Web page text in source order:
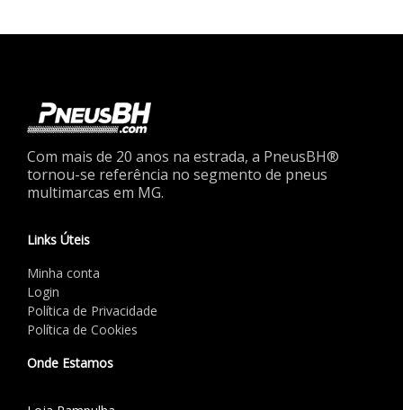
Com mais de 20 anos na estrada, a PneusBH®
tornou-se referência no segmento de pneus
multimarcas em MG.
Links Úteis
Minha conta
Login
Política de Privacidade
Política de Cookies
Onde Estamos